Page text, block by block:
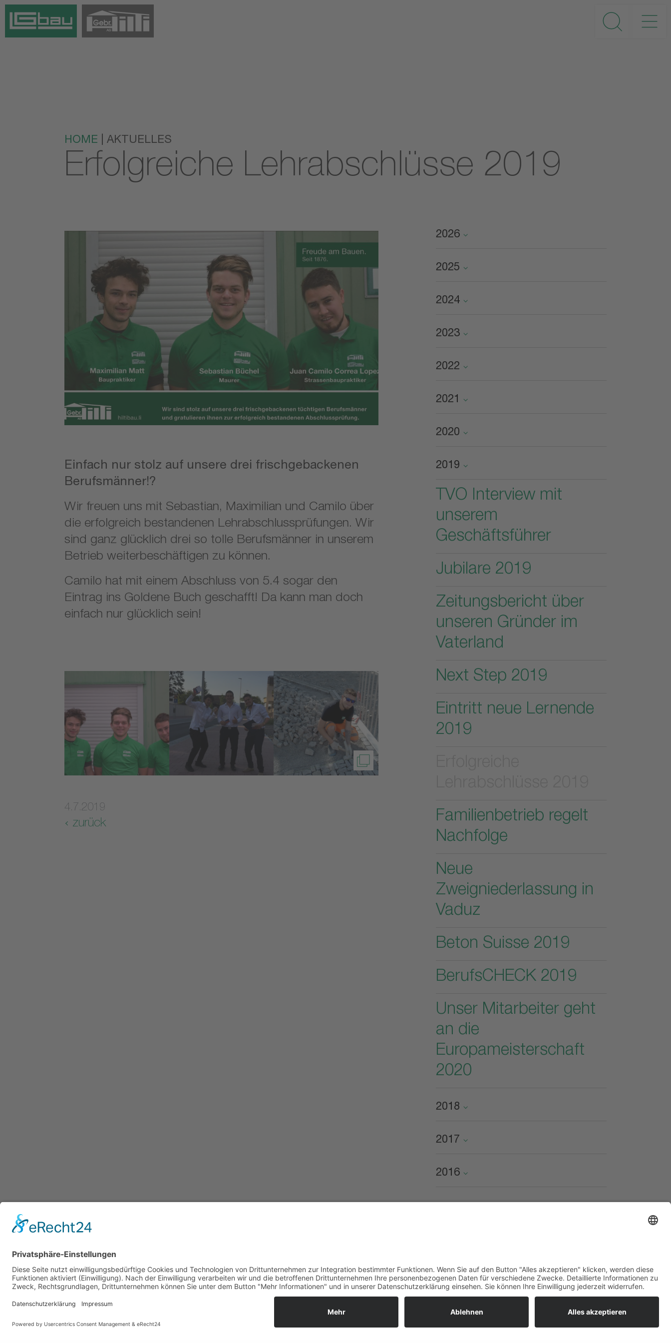
HOME | AKTUELLES
Erfolgreiche Lehrabschlüsse 2019
Einfach nur stolz auf unsere drei frischgebackenen
Berufsmänner!?
Wir freuen uns mit Sebastian, Maximilian und Camilo über
die erfolgreich bestandenen Lehrabschlussprüfungen. Wir
sind ganz glücklich drei so tolle Berufsmänner in unserem
Betrieb weiterbeschäftigen zu können.
Camilo hat mit einem Abschluss von 5.4 sogar den
Eintrag ins Goldene Buch geschafft! Da kann man doch
einfach nur glücklich sein!
4.7.2019
zurück
2026
2025
2024
2023
2022
2021
2020
2019
TVO Interview mit
unserem
Geschäftsführer
Jubilare 2019
Zeitungsbericht über
unseren Gründer im
Vaterland
Next Step 2019
Eintritt neue Lernende
2019
Familienbetrieb regelt
Nachfolge
Neue
Zweigniederlassung in
Vaduz
Beton Suisse 2019
BerufsCHECK 2019
Unser Mitarbeiter geht
an die
Europameisterschaft
2020
2018
2017
2016
LG Bau AG
E-Mail
Gebr. Hilti AG
Kies- und
+423 232 64 43
Gebr. Hilti
+423 237 13 13
Legna holz.werk
+423 377 58 50
Impressum